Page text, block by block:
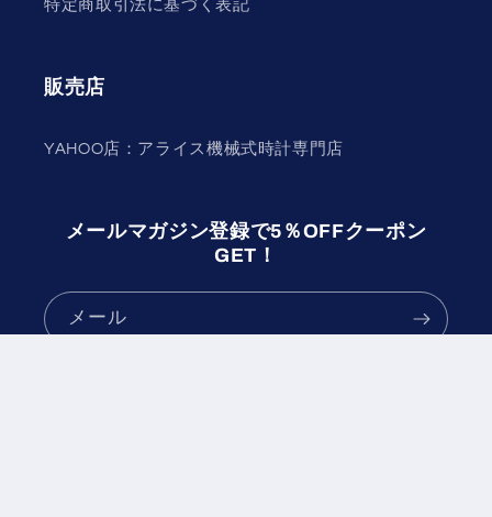
特定商取引法に基づく表記
販売店
YAHOO店：アライス機械式時計専門店
メールマガジン登録で5％OFFクーポン
GET！
メール